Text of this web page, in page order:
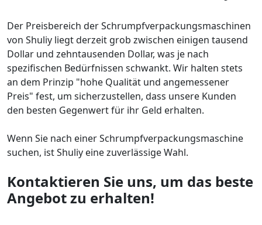
Der Preisbereich der Schrumpfverpackungsmaschinen
von Shuliy liegt derzeit grob zwischen einigen tausend
Dollar und zehntausenden Dollar, was je nach
spezifischen Bedürfnissen schwankt. Wir halten stets
an dem Prinzip "hohe Qualität und angemessener
Preis" fest, um sicherzustellen, dass unsere Kunden
den besten Gegenwert für ihr Geld erhalten.
Wenn Sie nach einer Schrumpfverpackungsmaschine
suchen, ist Shuliy eine zuverlässige Wahl.
Kontaktieren Sie uns, um das beste
Angebot zu erhalten!